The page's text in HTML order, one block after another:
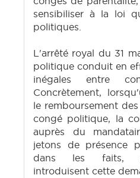
sensibiliser à la loi
politiques.
L'arrêté royal du 31
politique conduit en
inégales entre
Concrètement,
le remboursement
congé politique, la
auprès du
jetons de présence
dans les faits,
introduisent cette